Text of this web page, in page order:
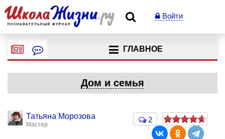
Войти
ГЛАВНОЕ
Дом и семья
Татьяна Морозова
Мастер
2